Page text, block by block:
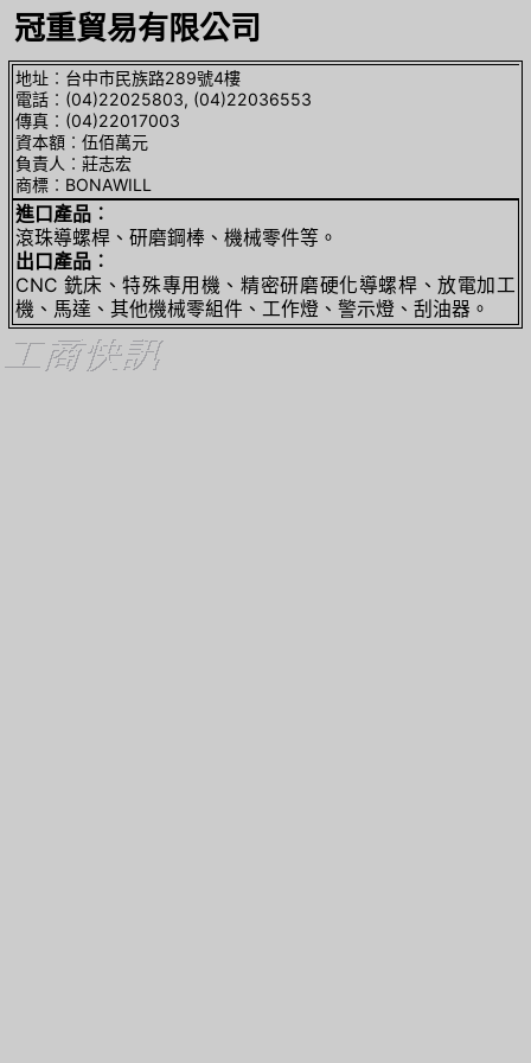
冠重貿易有限公司
地址︰台中市民族路289號4樓
電話︰(04)22025803, (04)22036553
傳真︰(04)22017003
資本額︰伍佰萬元
負責人︰莊志宏
商標︰BONAWILL
進口產品︰
滾珠導螺桿、研磨鋼棒、機械零件等。
出口產品︰
CNC 銑床、特殊專用機、精密研磨硬化導螺桿、放電加工
機、馬達、其他機械零組件、工作燈、警示燈、刮油器。